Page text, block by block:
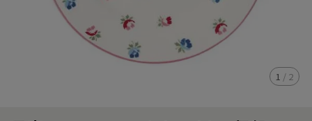
1 / 2